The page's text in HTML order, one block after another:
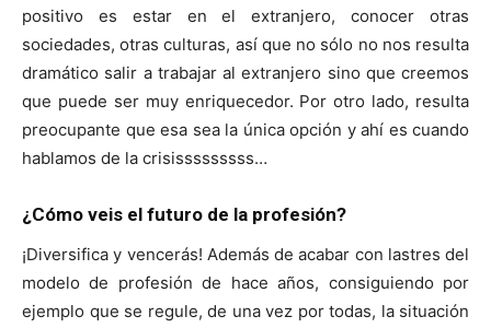
positivo es estar en el extranjero, conocer otras
sociedades, otras culturas, así que no sólo no nos resulta
dramático salir a trabajar al extranjero sino que creemos
que puede ser muy enriquecedor. Por otro lado, resulta
preocupante que esa sea la única opción y ahí es cuando
hablamos de la crisisssssssss…
¿Cómo veis el futuro de la profesión?
¡Diversifica y vencerás! Además de acabar con lastres del
modelo de profesión de hace años, consiguiendo por
ejemplo que se regule, de una vez por todas, la situación